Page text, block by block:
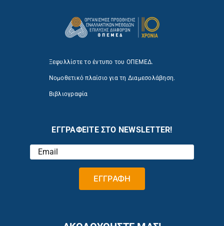
Ξεφυλλίστε το έντυπο του ΟΠΕΜΕΔ.
Νομοθετικό πλαίσιο για τη Διαμεσολάβηση.
Βιβλιογραφία
ΕΓΓΡΑΦΕΙΤΕ ΣΤΟ NEWSLETTER!